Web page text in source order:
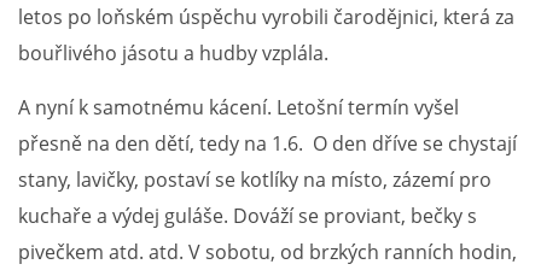
INTERNÍ SEKCE
letos po loňském úspěchu vyrobili čarodějnici, která za
bouřlivého jásotu a hudby vzplála.
A nyní k samotnému kácení. Letošní termín vyšel
přesně na den dětí, tedy na 1.6. O den dříve se chystají
stany, lavičky, postaví se kotlíky na místo, zázemí pro
kuchaře a výdej guláše. Dováží se proviant, bečky s
pivečkem atd. atd. V sobotu, od brzkých ranních hodin,